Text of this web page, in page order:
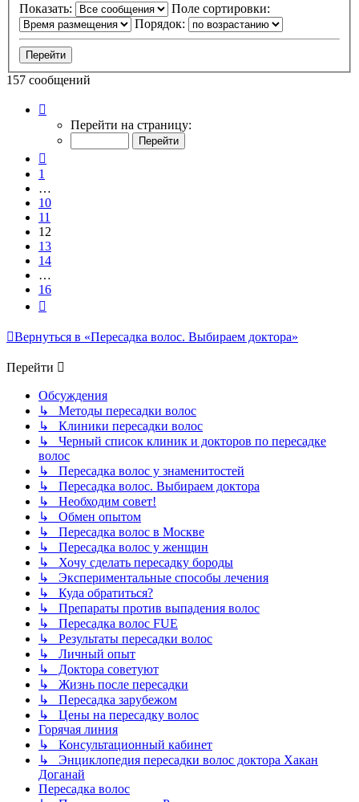
Показать:
Поле сортировки:
Порядок:
157 сообщений
12
Перейти на страницу:
1
…
10
11
12
13
14
…
16
Вернуться в «Пересадка волос. Выбираем доктора»
Перейти
Обсуждения
↳ Методы пересадки волос
↳ Клиники пересадки волос
↳ Черный список клиник и докторов по пересадке
волос
↳ Пересадка волос у знаменитостей
↳ Пересадка волос. Выбираем доктора
↳ Необходим совет!
↳ Обмен опытом
↳ Пересадка волос в Москве
↳ Пересадка волос у женщин
↳ Хочу сделать пересадку бороды
↳ Экспериментальные способы лечения
↳ Куда обратиться?
↳ Препараты против выпадения волос
↳ Пересадка волос FUE
↳ Результаты пересадки волос
↳ Личный опыт
↳ Доктора советуют
↳ Жизнь после пересадки
↳ Пересадка зарубежом
↳ Цены на пересадку волос
Горячая линия
↳ Консультационный кабинет
↳ Энциклопедия пересадки волос доктора Хакан
Доганай
Пересадка волос